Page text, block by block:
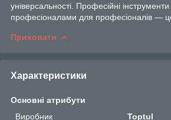
універсальності. Професійні
професіоналами для професіоналів — це
Приховати
Характеристики
Основні атрибути
Виробник
Toptul